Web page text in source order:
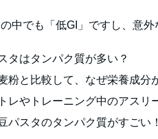
中でも「低GI」ですし、意
タはタンパク質が多い？
粉と比較して、なぜ栄養成分
レやトレーニング中のアスリ
パスタのタンパク質がすごい！